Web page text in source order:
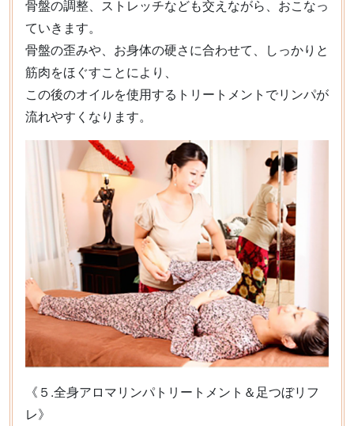
骨盤の調整、ストレッチなども交えながら、おこなっ
ていきます。
骨盤の歪みや、お身体の硬さに合わせて、しっかりと
筋肉をほぐすことにより、
この後のオイルを使用するトリートメントでリンパが
流れやすくなります。
《５.全身アロマリンパトリートメント＆足つぼリフ
レ》